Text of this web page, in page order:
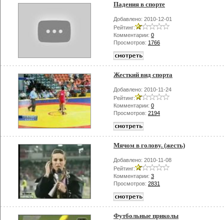
Падения в спорте
Добавлено: 2010-12-01
Рейтинг:
Комментарии: 0
Просмотров: 1766
Жесткий вид спорта
Добавлено: 2010-11-24
Рейтинг:
Комментарии: 0
Просмотров: 2194
Мячом в голову. (жесть)
Добавлено: 2010-11-08
Рейтинг:
Комментарии: 3
Просмотров: 2831
Футбольные приколы